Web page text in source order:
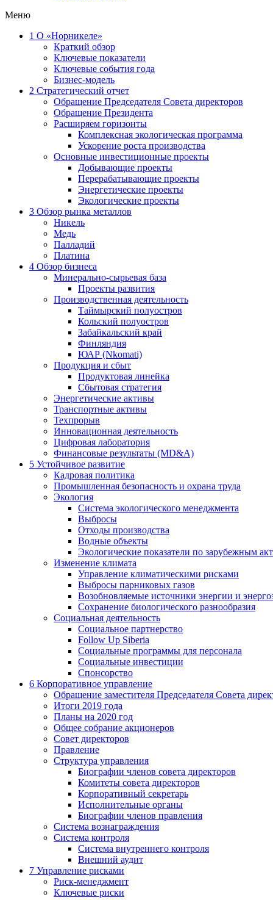
Меню
1 О «Норникеле»
Краткий обзор
Ключевые показатели
Ключевые события года
Бизнес-модель
2 Стратегический отчет
Обращение Председателя Совета директоров
Обращение Президента
Расширяем горизонты
Комплексная экологическая программа
Ускорение роста производства
Основные инвестиционные проекты
Добывающие проекты
Перерабатывающие проекты
Энергетические проекты
Экологические проекты
3 Обзор рынка металлов
Никель
Медь
Палладий
Платина
4 Обзор бизнеса
Минерально-сырьевая база
Проекты развития
Производственная деятельность
Таймырский полуостров
Кольский полуостров
Забайкальский край
Финляндия
ЮАР (Nkomati)
Продукция и сбыт
Продуктовая линейка
Сбытовая стратегия
Энергетические активы
Транспортные активы
Техпрорыв
Инновационная деятельность
Цифровая лаборатория
Финансовые результаты (MD&A)
5 Устойчивое развитие
Кадровая политика
Промышленная безопасность и охрана труда
Экология
Система экологического менеджмента
Выбросы
Отходы производства
Водные объекты
Экологические показатели по зарубежным
Изменение климата
Управление климатическими рисками
Выбросы парниковых газов
Возобновляемые источники энергии и
Сохранение биологического разнообразия
Социальная деятельность
Социальное партнерство
Follow Up Siberia
Социальные программы для персонала
Социальные инвестиции
Спонсорство
6 Корпоративное управление
Обращение заместителя Председателя Совета
Итоги 2019 года
Планы на 2020 год
Общее собрание акционеров
Совет директоров
Правление
Структура управления
Биографии членов совета директоров
Комитеты совета директоров
Корпоративный секретарь
Исполнительные органы
Биографии членов правления
Система вознаграждения
Система контроля
Система внутреннего контроля
Внешний аудит
7 Управление рисками
Риск-менеджмент
Ключевые риски